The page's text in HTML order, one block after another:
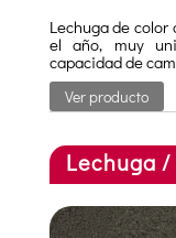
Lechuga de color
el año, muy
capacidad de
Ver producto
Lechuga